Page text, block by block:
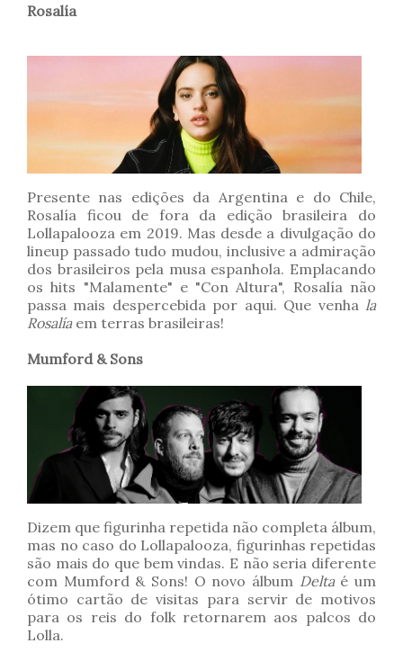
Rosalía
Presente nas edições da Argentina e do Chile,
Rosalía ficou de fora da edição brasileira do
Lollapalooza em 2019. Mas desde a divulgação do
lineup passado tudo mudou, inclusive a admiração
dos brasileiros pela musa espanhola. Emplacando
os hits "Malamente" e "Con Altura", Rosalía não
passa mais despercebida por aqui. Que venha la
Rosalíaem terras brasileiras!
Mumford & Sons
Dizem que figurinha repetida não completa álbum,
mas no caso do Lollapalooza, figurinhas repetidas
são mais do que bem vindas. E não seria diferente
com Mumford & Sons! O novo álbum Deltaé um
ótimo cartão de visitas para servir de motivos
para os reis do folk retornarem aos palcos do
Lolla.